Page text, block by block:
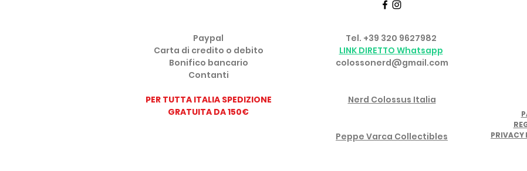
Paypal
Carta di credito o debito
Bonifico bancario
Contanti
PER TUTTA ITALIA SPEDIZIONE
GRATUITA DA 150€
Tel. +39 320 9627982
LINK DIRETTO Whatsapp
colossonerd@gmail.com
Nerd Colossus Italia
Peppe Varca Collectibles
PRIVACY